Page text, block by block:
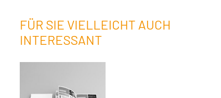
FÜR SIE VIELLEICHT AUCH
INTERESSANT